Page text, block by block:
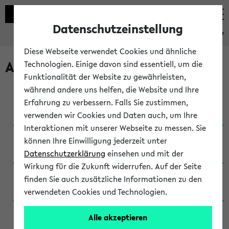
eKVV
Archivierte Studiengänge
Anglistik: British and American Studies / B.A.
(Einschreibung bis WiSe 16/17)
Anglistik: British and American Studies / B.A.
(Einschreibung bis SoSe 2015)
Anglistik: British and American Studies / B.A.
(Einschreibung bis SoSe 2013)
Anglistik: British and American Studies / Ba
(Einschreibung bis SoSe 2011)
Datenschutzeinstellung
Diese Webseite verwendet Cookies und ähnliche
Technologien. Einige davon sind essentiell, um die
Funktionalität der Website zu gewährleisten,
während andere uns helfen, die Website und Ihre
Erfahrung zu verbessern. Falls Sie zustimmen,
verwenden wir Cookies und Daten auch, um Ihre
Interaktionen mit unserer Webseite zu messen. Sie
können Ihre Einwilligung jederzeit unter
Datenschutzerklärung einsehen und mit der
Wirkung für die Zukunft widerrufen. Auf der Seite
finden Sie auch zusätzliche Informationen zu den
verwendeten Cookies und Technologien.
Alle akzeptieren